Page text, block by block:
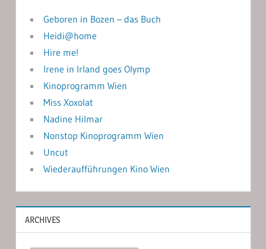
Geboren in Bozen – das Buch
Heidi@home
Hire me!
Irene in Irland goes Olymp
Kinoprogramm Wien
Miss Xoxolat
Nadine Hilmar
Nonstop Kinoprogramm Wien
Uncut
Wiederaufführungen Kino Wien
ARCHIVES